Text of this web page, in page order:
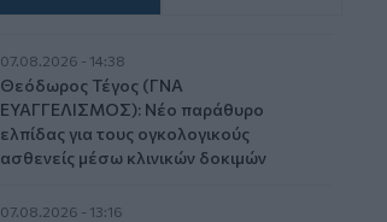
07.08.2026 - 14:38
Θεόδωρος Τέγος (ΓΝΑ
ΕΥΑΓΓΕΛΙΣΜΟΣ): Νέο παράθυρο
ελπίδας για τους ογκολογικούς
ασθενείς μέσω κλινικών δοκιμών
07.08.2026 - 13:16